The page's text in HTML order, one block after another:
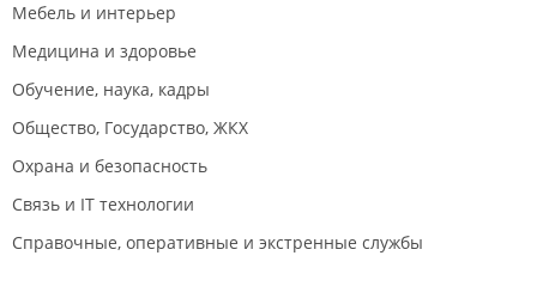
Мебель и интерьер
Медицина и здоровье
Обучение, наука, кадры
Общество, Государство, ЖКХ
Охрана и безопасность
Связь и IT технологии
Справочные, оперативные и экстренные службы